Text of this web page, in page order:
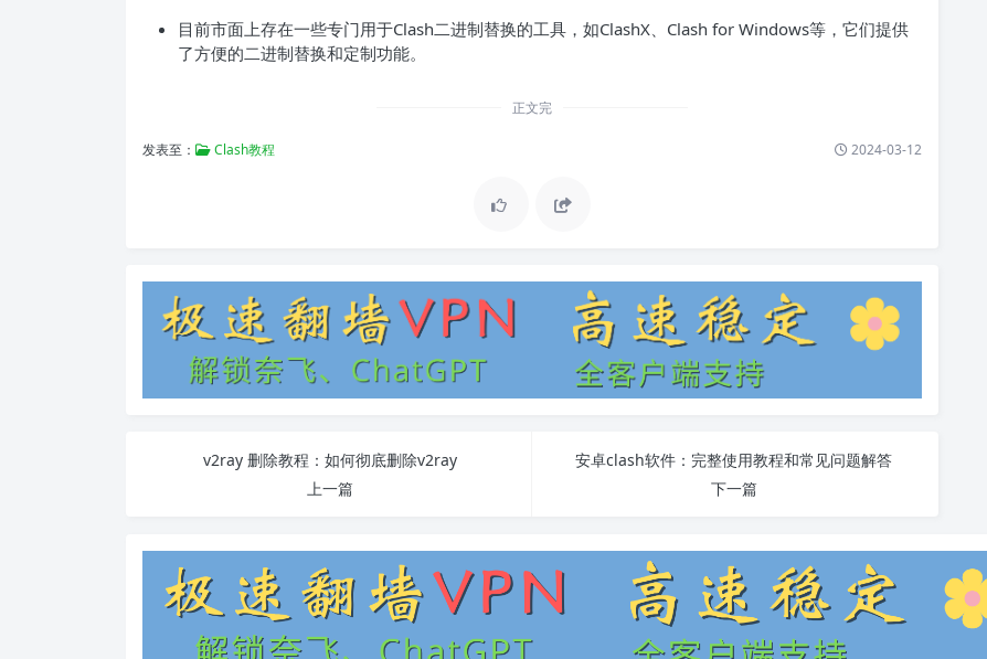
目前市面上存在一些专门用于Clash二进制替换的工具，如ClashX、Clash for Windows等，它们提供
了方便的二进制替换和定制功能。
正文完
发表至： Clash教程 2024-03-12
v2ray 删除教程：如何彻底删除v2ray
上一篇
安卓clash软件：完整使用教程和常见问题解答
下一篇